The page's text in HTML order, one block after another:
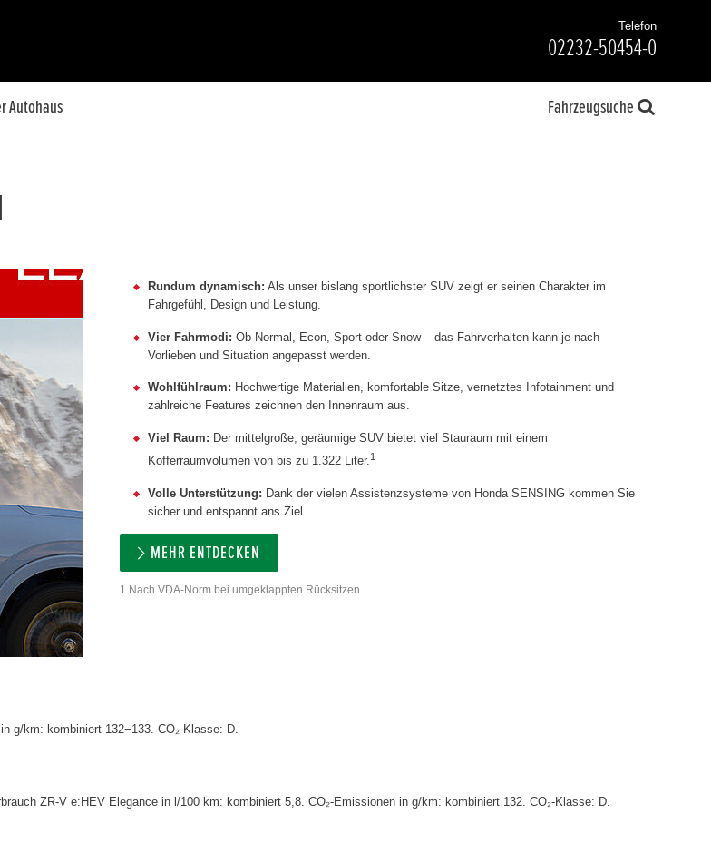
Telefon
02232-50454-0
Autohaus Fahrzeugsuche
Rundum dynamisch: Als unser bislang sportlichster SUV zeigt er seinen Charakter im
Fahrgefühl, Design und Leistung.
Vier Fahrmodi: Ob Normal, Econ, Sport oder Snow – das Fahrverhalten kann je nach
Vorlieben und Situation angepasst werden.
Wohlfühlraum: Hochwertige Materialien, komfortable Sitze, vernetztes Infotainment und
zahlreiche Features zeichnen den Innenraum aus.
Viel Raum: Der mittelgroße, geräumige SUV bietet viel Stauraum mit einem
Kofferraumvolumen von bis zu 1.322 Liter.1
Volle Unterstützung: Dank der vielen Assistenzsysteme von Honda SENSING kommen Sie
sicher und entspannt ans Ziel.
MEHR ENTDECKEN
1 Nach VDA-Norm bei umgeklappten Rücksitzen.
g/km: kombiniert 132−133. CO₂-Klasse: D.
ZR-V e:HEV Elegance in l/100 km: kombiniert 5,8. CO₂-Emissionen in g/km: kombiniert 132. CO₂-Klasse: D.